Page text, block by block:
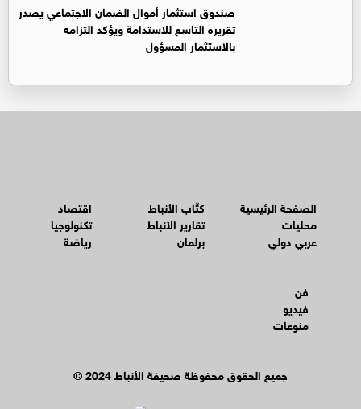
صندوق استثمار أموال الضمان الاجتماعي يصدر
تقريره التاسع للاستدامة ويؤكد التزامه
بالاستثمار المسؤول
الصفحة الرئيسية
محليات
عربي دولي
كتّاب الأنباط
تقارير الأنباط
برلمان
اقتصاد
تكنولوجيا
رياضة
فن
فيديو
منوعات
© جميع الحقوق محفوظة صحيفة الأنباط 2024